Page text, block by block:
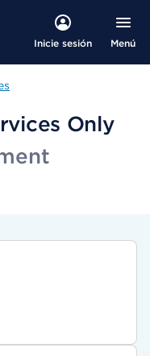
Inicie sesión Menú
Only